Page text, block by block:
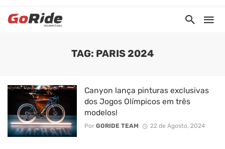
TAG: PARIS 2024
Canyon lança pinturas exclusivas
dos Jogos Olímpicos em três
modelos!
Por GORIDE TEAM 22 de Agosto, 2024